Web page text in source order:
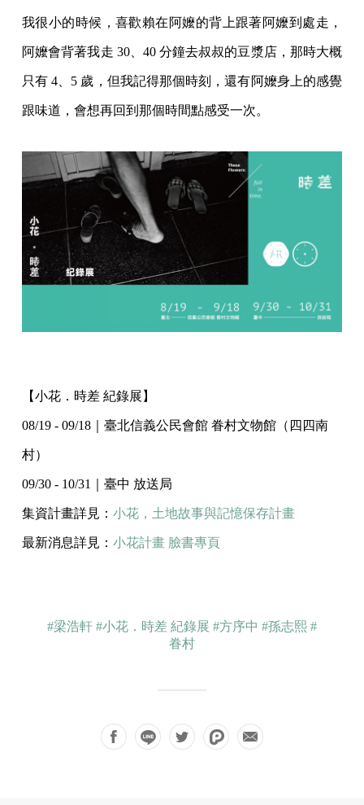
我很小的時候，喜歡賴在阿嬤的背上跟著阿嬤到處走，
阿嬤會背著我走 30、40 分鐘去叔叔的豆漿店，那時大概
只有 4、5 歲，但我記得那個時刻，還有阿嬤身上的感覺
跟味道，會想再回到那個時間點感受一次。
【小花．時差 紀錄展】
08/19 - 09/18｜臺北信義公民會館 眷村文物館（四四南
村）
09/30 - 10/31｜臺中 放送局
集資計畫詳見： 小花，土地故事與記憶保存計畫
最新消息詳見： 小花計畫 臉書專頁
#梁浩軒 #小花．時差 紀錄展 #方序中 #孫志熙 #
眷村